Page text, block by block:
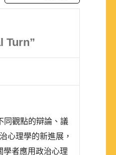
Turn”
同觀點的辯論、議
心理學的新進展，
學者應用政治心理